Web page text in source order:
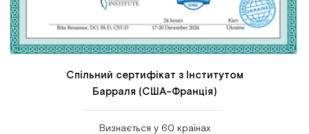
Спільний сертифікат з Інститутом
Барраля (США-Франція)
Визнається у 60 країнах